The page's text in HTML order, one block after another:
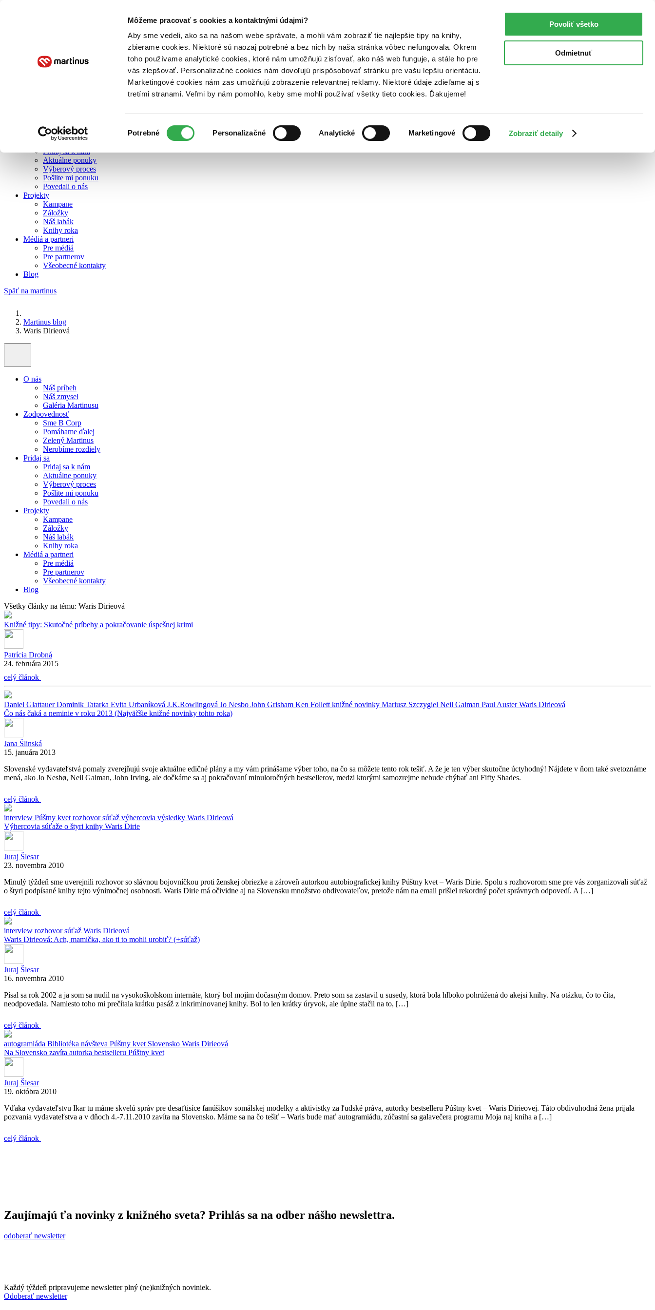
Môžeme pracovať s cookies a kontaktnými údajmi?
Aby sme vedeli, ako sa na našom webe správate, a mohli vám zobraziť tie najlepšie tipy na knihy,
zbierame cookies. Niektoré sú naozaj potrebné a bez nich by naša stránka vôbec nefungovala. Okrem
toho používame analytické cookies, ktoré nám umožňujú zisťovať, ako náš web funguje, a stále ho pre
vás zlepšovať. Personalizačné cookies nám dovoľujú prispôsobovať stránku pre vašu lepšiu orientáciu.
Marketingové cookies nám zas umožňujú zobrazenie relevantnej reklamy. Niektoré údaje zdieľame aj s
tretími stranami. Veľmi by nám pomohlo, keby sme mohli používať všetky tieto cookies. Ďakujeme!
súhlasu
Potrebné Personalizačné Analytické Marketingové Zobraziť detaily
Povoliť všetko
Odmietnuť
O nás
Zelený Martinus
Nerobíme rozdiely
Pridaj sa k nám
Aktuálne ponuky
Výberový proces
Pošlite mi ponuku
Povedali o nás
Projekty
Kampane
Záložky
Náš labák
Knihy roka
Médiá a partneri
Pre médiá
Pre partnerov
Všeobecné kontakty
Blog
Späť na martinus
Martinus blog
Waris Dirieová
O nás
Náš príbeh
Náš zmysel
Galéria Martinusu
Zodpovednosť
Sme B Corp
Pomáhame ďalej
Zelený Martinus
Nerobíme rozdiely
Pridaj sa
Pridaj sa k nám
Aktuálne ponuky
Výberový proces
Pošlite mi ponuku
Povedali o nás
Projekty
Kampane
Záložky
Náš labák
Knihy roka
Médiá a partneri
Pre médiá
Pre partnerov
Všeobecné kontakty
Blog
Všetky články na tému: Waris Dirieová
Knižné tipy: Skutočné príbehy a pokračovanie úspešnej krimi
Patrícia Drobná
24. februára 2015
celý článok
Daniel GlattauerDominik Tatarka Evita Urbaníková J.K.Rowlingová Jo Nesbo John Grisham Ken Follett knižné novinky Mariusz Szczygiel Neil Gaiman Paul AusterWaris Dirieová
Čo nás čaká a neminie v roku 2013 (Najväčšie knižné novinky tohto roka)
Jana Šlinská
15. januára 2013
Slovenské vydavateľstvá pomaly zverejňujú svoje aktuálne edičné plány a my vám prinášame výber toho, na čo sa môžete tento rok tešiť. A že je ten výber skutočne úctyhodný! Nájdete v ňom také svetoznáme
mená, ako Jo Nesbø, Neil Gaiman, John Irving, ale dočkáme sa aj pokračovaní minuloročných bestsellerov, medzi ktorými samozrejme nebude chýbať ani Fifty Shades.
celý článok
interview Púštny kvet rozhovorsúťaž výhercovia výsledky Waris Dirieová
Výhercovia súťaže o štyri knihy Waris Dirie
Juraj Šlesar
23. novembra 2010
Minulý týždeň sme uverejnili rozhovor so slávnou bojovníčkou proti ženskej obriezke a zároveň autorkou autobiografickej knihy Púštny kvet – Waris Dirie. Spolu s rozhovorom sme pre vás zorganizovali súťaž
o štyri podpísané knihy tejto výnimočnej osobnosti. Waris Dirie má očividne aj na Slovensku množstvo obdivovateľov, pretože nám na email prišiel rekordný počet správnych odpovedí. A […]
celý článok
interview rozhovorsúťaž Waris Dirieová
Waris Dirieová: Ach, mamička, ako ti to mohli urobiť? (+súťaž)
Juraj Šlesar
16. novembra 2010
Písal sa rok 2002 a ja som sa nudil na vysokoškolskom internáte, ktorý bol mojím dočasným domov. Preto som sa zastavil u susedy, ktorá bola hlboko pohrúžená do akejsi knihy. Na otázku, čo to číta,
neodpovedala. Namiesto toho mi prečítala krátku pasáž z inkriminovanej knihy. Bol to len krátky úryvok, ale úplne stačil na to, […]
celý článok
autogramiáda Bibliotéka návšteva Púštny kvet Slovensko Waris Dirieová
Na Slovensko zavíta autorka bestselleru Púštny kvet
Juraj Šlesar
19. októbra 2010
Vďaka vydavateľstvu Ikar tu máme skvelú správ pre desaťtisíce fanúšikov somálskej modelky a aktivistky za ľudské práva, autorky bestselleru Púštny kvet – Waris Dirieovej. Táto obdivuhodná žena prijala
pozvania vydavateľstva a v dňoch 4.-7.11.2010 zavíta na Slovensko. Máme sa na čo tešiť – Waris bude mať autogramiádu, zúčastní sa galavečera programu Moja naj kniha a […]
celý článok
Zaujímajú ťa novinky z knižného sveta? Prihlás sa na odber nášho newslettra.
odoberať newsletter
Každý týždeň pripravujeme newsletter plný (ne)knižných noviniek.
Odoberať newsletter